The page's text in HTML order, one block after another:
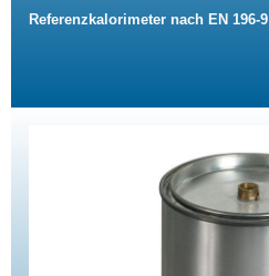
Referenzkalorimeter nach EN 196-9